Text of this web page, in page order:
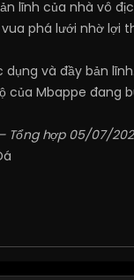
lĩnh của nhà vô
phá lưới nhờ lợi
và đầy bản
Mbappe đang
Tổng hợp 05/07/